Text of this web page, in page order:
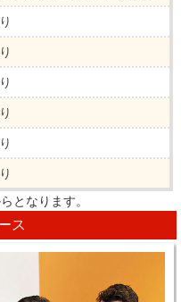
となります。
ス